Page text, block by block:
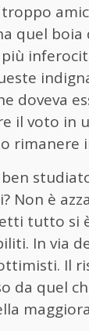
quel boia
doveva
il voto in
rimanere
Non è
tutto si
In via
Il
da quel